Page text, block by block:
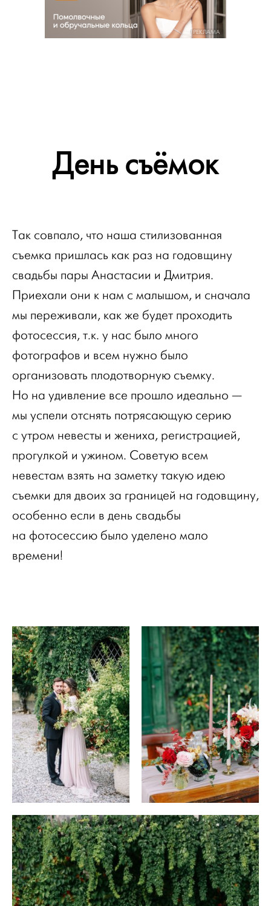
РЕКЛАМА
День съёмок
Так совпало, что наша стилизованная
съемка пришлась как раз на годовщину
свадьбы пары Анастасии и Дмитрия.
Приехали они к нам с малышом, и сначала
мы переживали, как же будет проходить
фотосессия, т.к. у нас было много
фотографов и всем нужно было
организовать плодотворную съемку.
Но на удивление все прошло идеально —
мы успели отснять потрясающую серию
с утром невесты и жениха, регистрацией,
прогулкой и ужином. Советую всем
невестам взять на заметку такую идею
съемки для двоих за границей на годовщину,
особенно если в день свадьбы
на фотосессию было уделено мало
времени!